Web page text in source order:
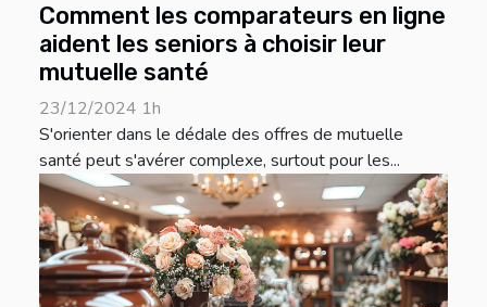
Comment les comparateurs en ligne
aident les seniors à choisir leur
mutuelle santé
23/12/2024 1h
S'orienter dans le dédale des offres de mutuelle
santé peut s'avérer complexe, surtout pour les...